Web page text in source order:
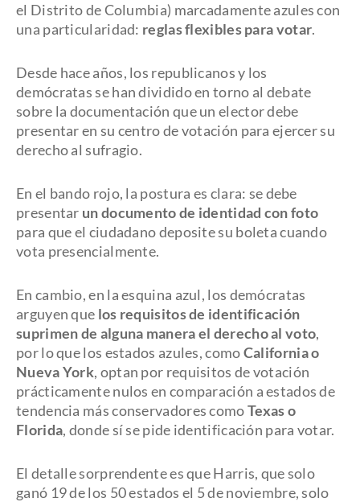
el Distrito de Columbia) marcadamente azules con
una particularidad: reglas flexibles para votar.
Desde hace años, los republicanos y los
demócratas se han dividido en torno al debate
sobre la documentación que un elector debe
presentar en su centro de votación para ejercer su
derecho al sufragio.
En el bando rojo, la postura es clara: se debe
presentar un documento de identidad con foto
para que el ciudadano deposite su boleta cuando
vota presencialmente.
En cambio, en la esquina azul, los demócratas
arguyen que los requisitos de identificación
suprimen de alguna manera el derecho al voto,
por lo que los estados azules, comoCalifornia o
Nueva York, optan por requisitos de votación
prácticamente nulos en comparación a estados de
tendencia más conservadores comoTexas o
Florida, donde sí se pide identificación para votar.
El detalle sorprendente es que Harris, que solo
ganó 19 de los 50 estados el 5 de noviembre, solo